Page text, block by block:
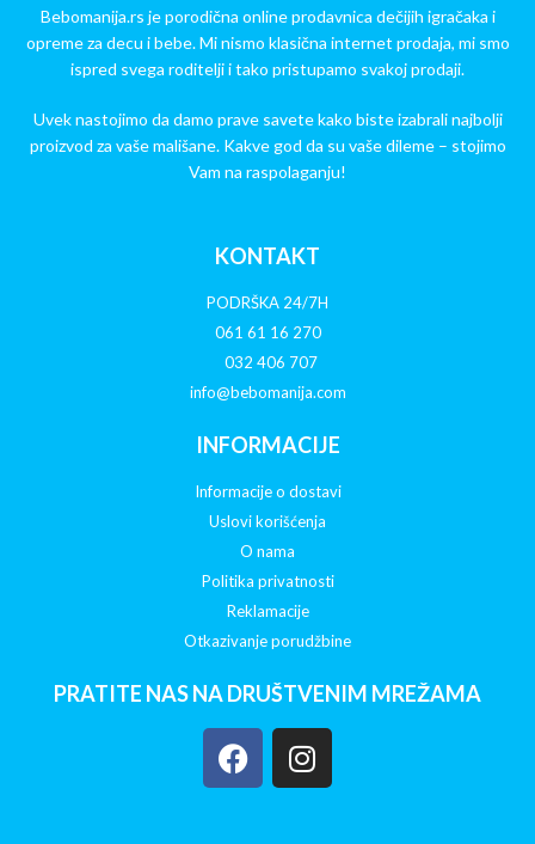
Bebomanija.rs je porodična online prodavnica dečijih igračaka i
opreme za decu i bebe. Mi nismo klasična internet prodaja, mi smo
ispred svega roditelji i tako pristupamo svakoj prodaji.
Uvek nastojimo da damo prave savete kako biste izabrali najbolji
proizvod za vaše mališane. Kakve god da su vaše dileme – stojimo
Vam na raspolaganju!
KONTAKT
PODRŠKA 24/7H
061 61 16 270
032 406 707
info@bebomanija.com
INFORMACIJE
Informacije o dostavi
Uslovi korišćenja
O nama
Politika privatnosti
Reklamacije
Otkazivanje porudžbine
PRATITE NAS NA DRUŠTVENIM MREŽAMA